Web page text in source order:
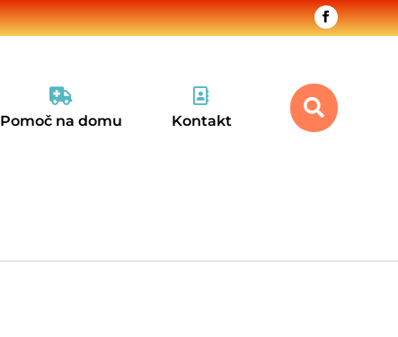

Pomoč na domu

Kontakt
